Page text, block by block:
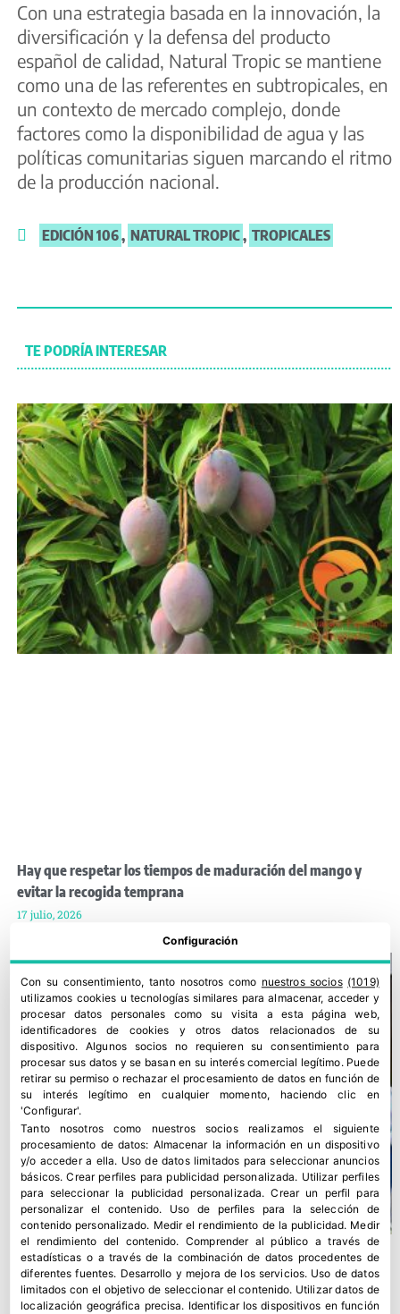
Con una estrategia basada en la innovación, la
diversificación y la defensa del producto
español de calidad, Natural Tropic se mantiene
como una de las referentes en subtropicales, en
un contexto de mercado complejo, donde
factores como la disponibilidad de agua y las
políticas comunitarias siguen marcando el ritmo
de la producción nacional.
EDICIÓN 106, NATURAL TROPIC, TROPICALES
TE PODRÍA INTERESAR
Hay que respetar los tiempos de maduración del mango y
evitar la recogida temprana
17 julio, 2026
Configuración
Con su consentimiento, tanto nosotros como nuestros socios (1019)
utilizamos cookies u tecnologías similares para almacenar, acceder y
procesar datos personales como su visita a esta página web,
identificadores de cookies y otros datos relacionados de su
dispositivo. Algunos socios no requieren su consentimiento para
procesar sus datos y se basan en su interés comercial legítimo. Puede
retirar su permiso o rechazar el procesamiento de datos en función de
su interés legítimo en cualquier momento, haciendo clic en
'Configurar'.
Tanto nosotros como nuestros socios realizamos el siguiente
procesamiento de datos: Almacenar la información en un dispositivo
y/o acceder a ella. Uso de datos limitados para seleccionar anuncios
básicos.Crear perfiles para publicidad personalizada. Utilizar perfiles
para seleccionar la publicidad personalizada.Crear un perfil para
personalizar el contenido. Uso de perfiles para la selección de
contenido personalizado. Medir el rendimiento de la publicidad. Medir
el rendimiento del contenido.Comprender al público a través de
estadísticas o a través de la combinación de datos procedentes de
diferentes fuentes. Desarrollo y mejora de los servicios. Uso de datos
limitados con el objetivo de seleccionar el contenido. Utilizar datos de
localización geográfica precisa. Identificar los dispositivos en función